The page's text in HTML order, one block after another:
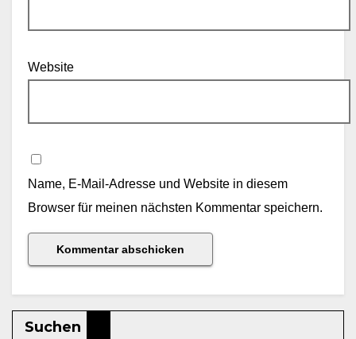
Website
Name, E-Mail-Adresse und Website in diesem
Browser für meinen nächsten Kommentar speichern.
Suchen